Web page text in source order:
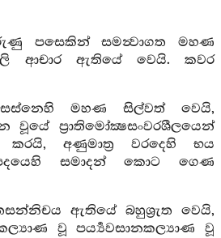
පසෙකින් සමන්‍වාගත මහණ
ආචාර ඇතියේ වෙයි. කවර
මහණ සිල්වත් වෙයි,
වූයේ ප්‍රාතිමෝක්‍ෂසංවරශීලයෙන්
කරයි, අණුමාත්‍ර වරදෙහි භය
සමාදන් කොට ගෙණ
ඇතියේ බහුශ්‍රුත වෙයි,
වූ පර්‍ය්‍යවසානකල්‍යාණ වූ